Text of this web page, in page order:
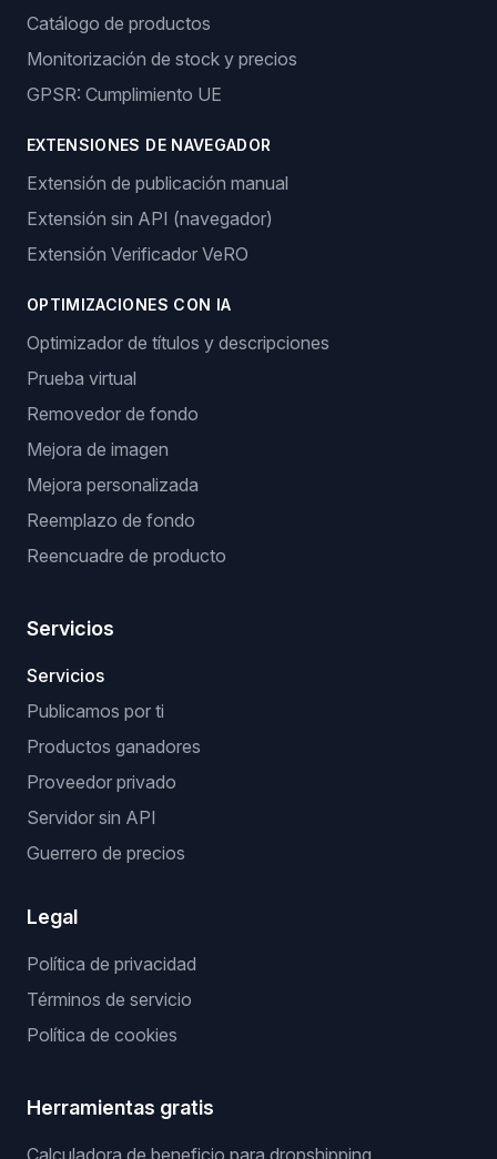
Catálogo de productos
Monitorización de stock y precios
GPSR: Cumplimiento UE
EXTENSIONES DE NAVEGADOR
Extensión de publicación manual
Extensión sin API (navegador)
Extensión Verificador VeRO
OPTIMIZACIONES CON IA
Optimizador de títulos y descripciones
Prueba virtual
Removedor de fondo
Mejora de imagen
Mejora personalizada
Reemplazo de fondo
Reencuadre de producto
Servicios
Servicios
Publicamos por ti
Productos ganadores
Proveedor privado
Servidor sin API
Guerrero de precios
Legal
Política de privacidad
Términos de servicio
Política de cookies
Herramientas gratis
Calculadora de beneficio para dropshipping